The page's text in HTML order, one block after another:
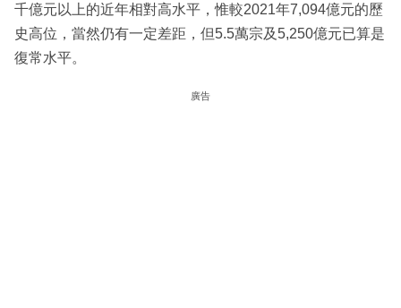
千億元以上的近年相對高水平，惟較2021年7,094億元的歷
史高位，當然仍有一定差距，但5.5萬宗及5,250億元已算是
復常水平。
廣告